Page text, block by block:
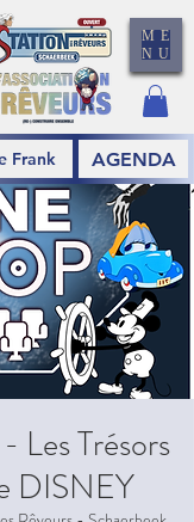
Frank AGENDA
ME
NU
Les Trésors
DISNEY